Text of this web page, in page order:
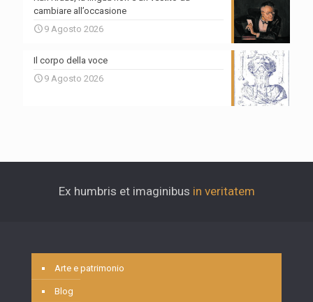
cambiare all’occasione
9 Agosto 2026
Il corpo della voce
9 Agosto 2026
Ex humbris et imaginibus in veritatem
Arte e patrimonio
Blog